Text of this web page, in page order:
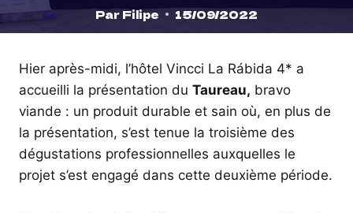
ParFilipe 15/09/2022
Hier après-midi, l’hôtel Vincci La Rábida 4* a
accueilli la présentation du Taureau, bravo
viande : un produit durable et sain où, en plus de
la présentation, s’est tenue la troisième des
dégustations professionnelles auxquelles le
projet s’est engagé dans cette deuxième période.